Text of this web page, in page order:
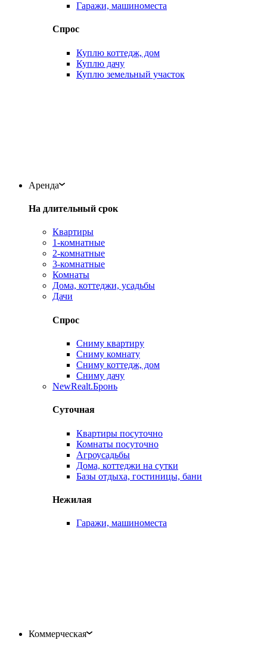
Гаражи, машиноместа
Спрос
Куплю коттедж, дом
Куплю дачу
Куплю земельный участок
Аренда
На длительный срок
Квартиры
1-комнатные
2-комнатные
3-комнатные
Комнаты
Дома, коттеджи, усадьбы
Дачи
Спрос
Сниму квартиру
Сниму комнату
Сниму коттедж, дом
Сниму дачу
NewRealt.Бронь
Суточная
Квартиры посуточно
Комнаты посуточно
Агроусадьбы
Дома, коттеджи на сутки
Базы отдыха, гостиницы, бани
Нежилая
Гаражи, машиноместа
Коммерческая